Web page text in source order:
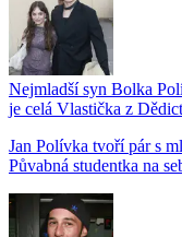
Nejmladší syn Bolka
je celá Vlastička z
Jan Polívka tvoří pár s
Půvabná studentka na